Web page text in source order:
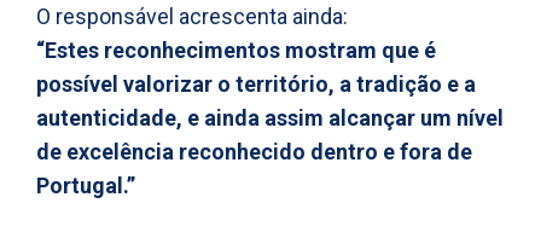
O responsável acrescenta ainda:
“Estes reconhecimentos mostram que é
possível valorizar o território, a tradição e a
autenticidade, e ainda assim alcançar um nível
de excelência reconhecido dentro e fora de
Portugal.”